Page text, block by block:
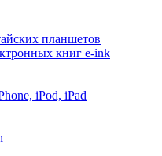
планшетов
книг e-ink
iPod, iPad